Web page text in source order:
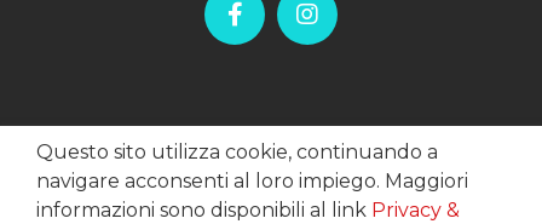
Questo sito utilizza cookie, continuando a
navigare acconsenti al loro impiego. Maggiori
informazioni sono disponibili al link Privacy &